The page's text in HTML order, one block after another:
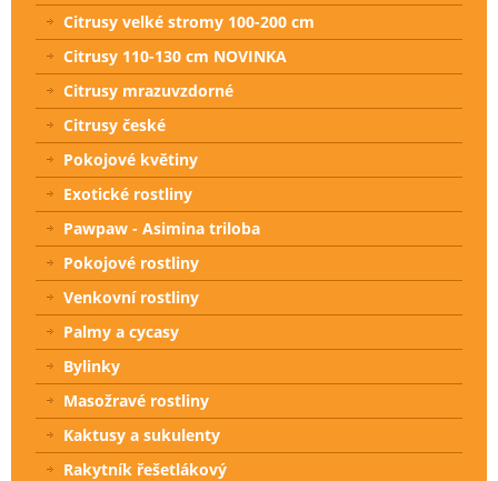
Citrusy velké stromy 100-200 cm
Citrusy 110-130 cm NOVINKA
Citrusy mrazuvzdorné
Citrusy české
Pokojové květiny
Exotické rostliny
Pawpaw - Asimina triloba
Pokojové rostliny
Venkovní rostliny
Palmy a cycasy
Bylinky
Masožravé rostliny
Kaktusy a sukulenty
Rakytník řešetlákový